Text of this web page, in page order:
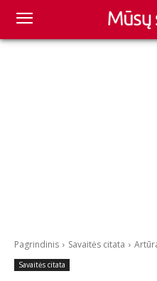
Pagrindinis Savaitės citata
Savaitės citata